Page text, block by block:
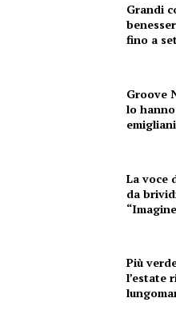
Grandi
fino a
Groove
lo
emigliani
La voce
da
Più
l’estate